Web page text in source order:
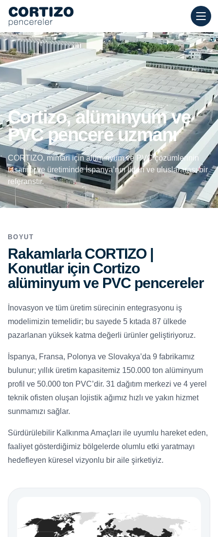
Cortizo Pencereleri, evler için alüminyum ve PVC pencerelerde
Danışmanlık
Mağaza ağı
Teklif
Cortizo, alüminyum ve
PVC pencere uzmanı
CORTIZO, mimari için alüminyum ve PVC çözümlerinin
tasarımı ve üretiminde İspanya’nın lideri ve uluslararası bir
referanstır.
BOYUT
Rakamlarla CORTIZO |
Konutlar için Cortizo
alüminyum ve PVC pencereler
İnovasyon ve tüm üretim sürecinin entegrasyonu iş
modelimizin temelidir; bu sayede 5 kıtada 87 ülkede
pazarlanan yüksek katma değerli ürünler geliştiriyoruz.
İspanya, Fransa, Polonya ve Slovakya’da 9 fabrikamız
bulunur; yıllık üretim kapasitemiz 150.000 ton alüminyum
profil ve 50.000 ton PVC’dir. 31 dağıtım merkezi ve 4 yerel
teknik ofisten oluşan lojistik ağımız hızlı ve yakın hizmet
sunmamızı sağlar.
Sürdürülebilir Kalkınma Amaçları ile uyumlu hareket eden,
faaliyet gösterdiğimiz bölgelerde olumlu etki yaratmayı
hedefleyen küresel vizyonlu bir aile şirketiyiz.